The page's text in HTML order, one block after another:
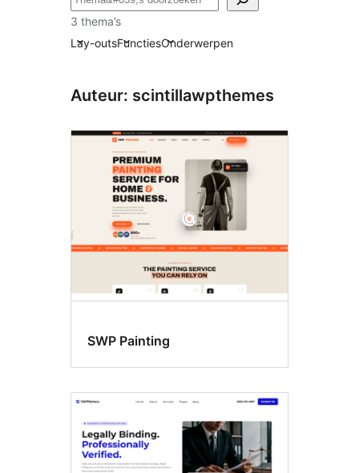
3 thema’s
Lay-outsFunctiesOnderwerpen
Auteur: scintillawpthemes
SWP Painting